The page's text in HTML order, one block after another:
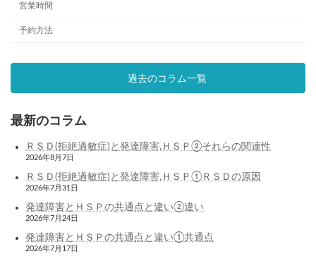
営業時間
予約方法
過去のコラム一覧
最新のコラム
ＲＳＤ(拒絶過敏症)と発達障害,ＨＳＰ②それらの関連性
2026年8月7日
ＲＳＤ(拒絶過敏症)と発達障害,ＨＳＰ①ＲＳＤの原因
2026年7月31日
発達障害とＨＳＰの共通点と違い②違い
2026年7月24日
発達障害とＨＳＰの共通点と違い①共通点
2026年7月17日